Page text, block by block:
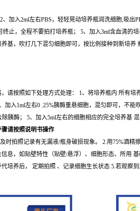
、加入2ml左右PBS，轻轻晃动培养瓶润洗细胞,吸
终止，全程不要拍打培养瓶； 5、加入3ml含血清的
基，吹打几下混匀细胞即可，按比例接种到新培养
请按照如下处理方式处理： 1、将培养瓶内 所有培
加入1ml左右0 .25%胰酶重悬细胞，混匀即可，不
除胰酶； 5、加入5ml左右的细胞相应的完全培养基
请按照说明书操作
时拍照记录有无漏液/瓶身破损现象。 2.用75%酒
息，如贴壁特性（贴壁/悬浮）、细胞形态、所用
培养后， 定期拍照 、记录细胞生长状态 5.若观察